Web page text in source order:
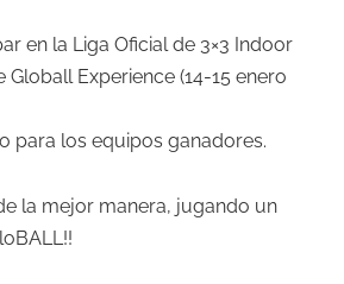
en la Liga Oficial de 3×3 Indoor
Globall Experience (14-15 enero
para los equipos ganadores.
la mejor manera, jugando un